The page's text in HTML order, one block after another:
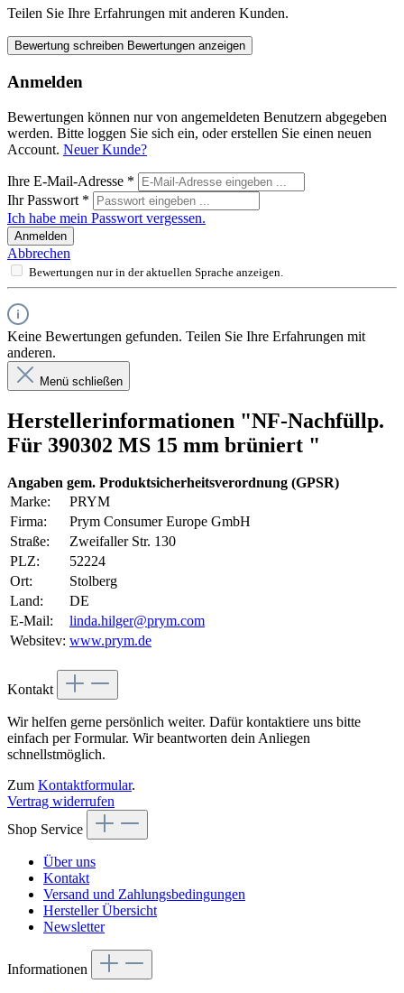
Teilen Sie Ihre Erfahrungen mit anderen Kunden.
Bewertung schreiben Bewertungen anzeigen
Anmelden
Bewertungen können nur von angemeldeten Benutzern abgegeben
werden. Bitte loggen Sie sich ein, oder erstellen Sie einen neuen
Account. Neuer Kunde?
Ihre E-Mail-Adresse *
Ihr Passwort *
Ich habe mein Passwort vergessen.
Anmelden
Abbrechen
Bewertungen nur in der aktuellen Sprache anzeigen.
Keine Bewertungen gefunden. Teilen Sie Ihre Erfahrungen mit
anderen.
Menü schließen
Herstellerinformationen "NF-Nachfüllp.
Für 390302 MS 15 mm brüniert "
Angaben gem. Produktsicherheitsverordnung (GPSR)
Marke:
PRYM
Firma:
Prym Consumer Europe GmbH
Straße:
Zweifaller Str. 130
PLZ:
52224
Ort:
Stolberg
Land:
DE
E-Mail:
linda.hilger@prym.com
Websitev: www.prym.de
Kontakt
Wir helfen gerne persönlich weiter. Dafür kontaktiere uns bitte
einfach per Formular. Wir beantworten dein Anliegen
schnellstmöglich.
Zum Kontaktformular.
Vertrag widerrufen
Shop Service
Über uns
Kontakt
Versand und Zahlungsbedingungen
Hersteller Übersicht
Newsletter
Informationen